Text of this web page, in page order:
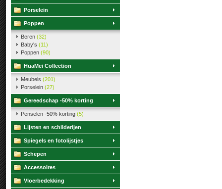
Porselein
Poppen
Beren (32)
Baby's (11)
Poppen (90)
HuaMei Collection
Meubels (201)
Porselein (27)
Gereedschap -50% korting
Penselen -50% korting (5)
Lijsten en schilderijen
Spiegels en fotolijstjes
Schepen
Accessoires
Vloerbedekking